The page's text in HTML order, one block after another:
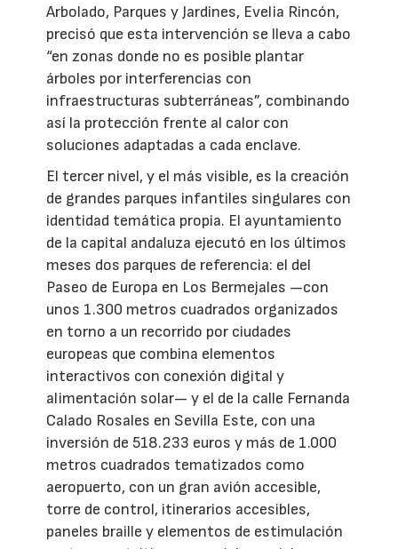
Arbolado, Parques y Jardines, Evelia Rincón,
precisó que esta intervención se lleva a cabo
“en zonas donde no es posible plantar
árboles por interferencias con
infraestructuras subterráneas”, combinando
así la protección frente al calor con
soluciones adaptadas a cada enclave.
El tercer nivel, y el más visible, es la creación
de grandes parques infantiles singulares con
identidad temática propia. El ayuntamiento
de la capital andaluza ejecutó en los últimos
meses dos parques de referencia: el del
Paseo de Europa en Los Bermejales —con
unos 1.300 metros cuadrados organizados
en torno a un recorrido por ciudades
europeas que combina elementos
interactivos con conexión digital y
alimentación solar— y el de la calle Fernanda
Calado Rosales en Sevilla Este, con una
inversión de 518.233 euros y más de 1.000
metros cuadrados tematizados como
aeropuerto, con un gran avión accesible,
torre de control, itinerarios accesibles,
paneles braille y elementos de estimulación